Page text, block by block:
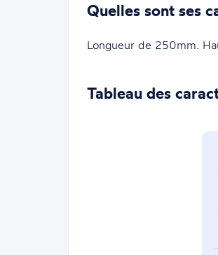
Quelles sont ses
Longueur de 250mm.
Tableau des